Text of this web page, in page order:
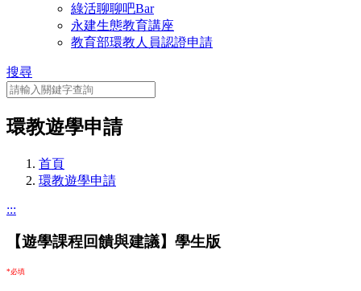
綠活聊聊吧Bar
永建生態教育講座
教育部環教人員認證申請
搜尋
環教遊學申請
首頁
環教遊學申請
:::
【遊學課程回饋與建議】學生版
*必填